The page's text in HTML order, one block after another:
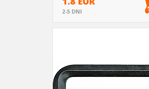
2-5 DNI